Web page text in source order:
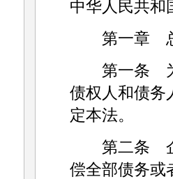
中华人民共和
第一章
第一条 为
债权人和债务
定本法。
第二条 企
偿全部债务或